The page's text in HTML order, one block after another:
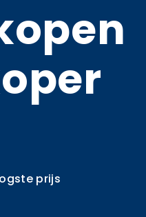
prijs